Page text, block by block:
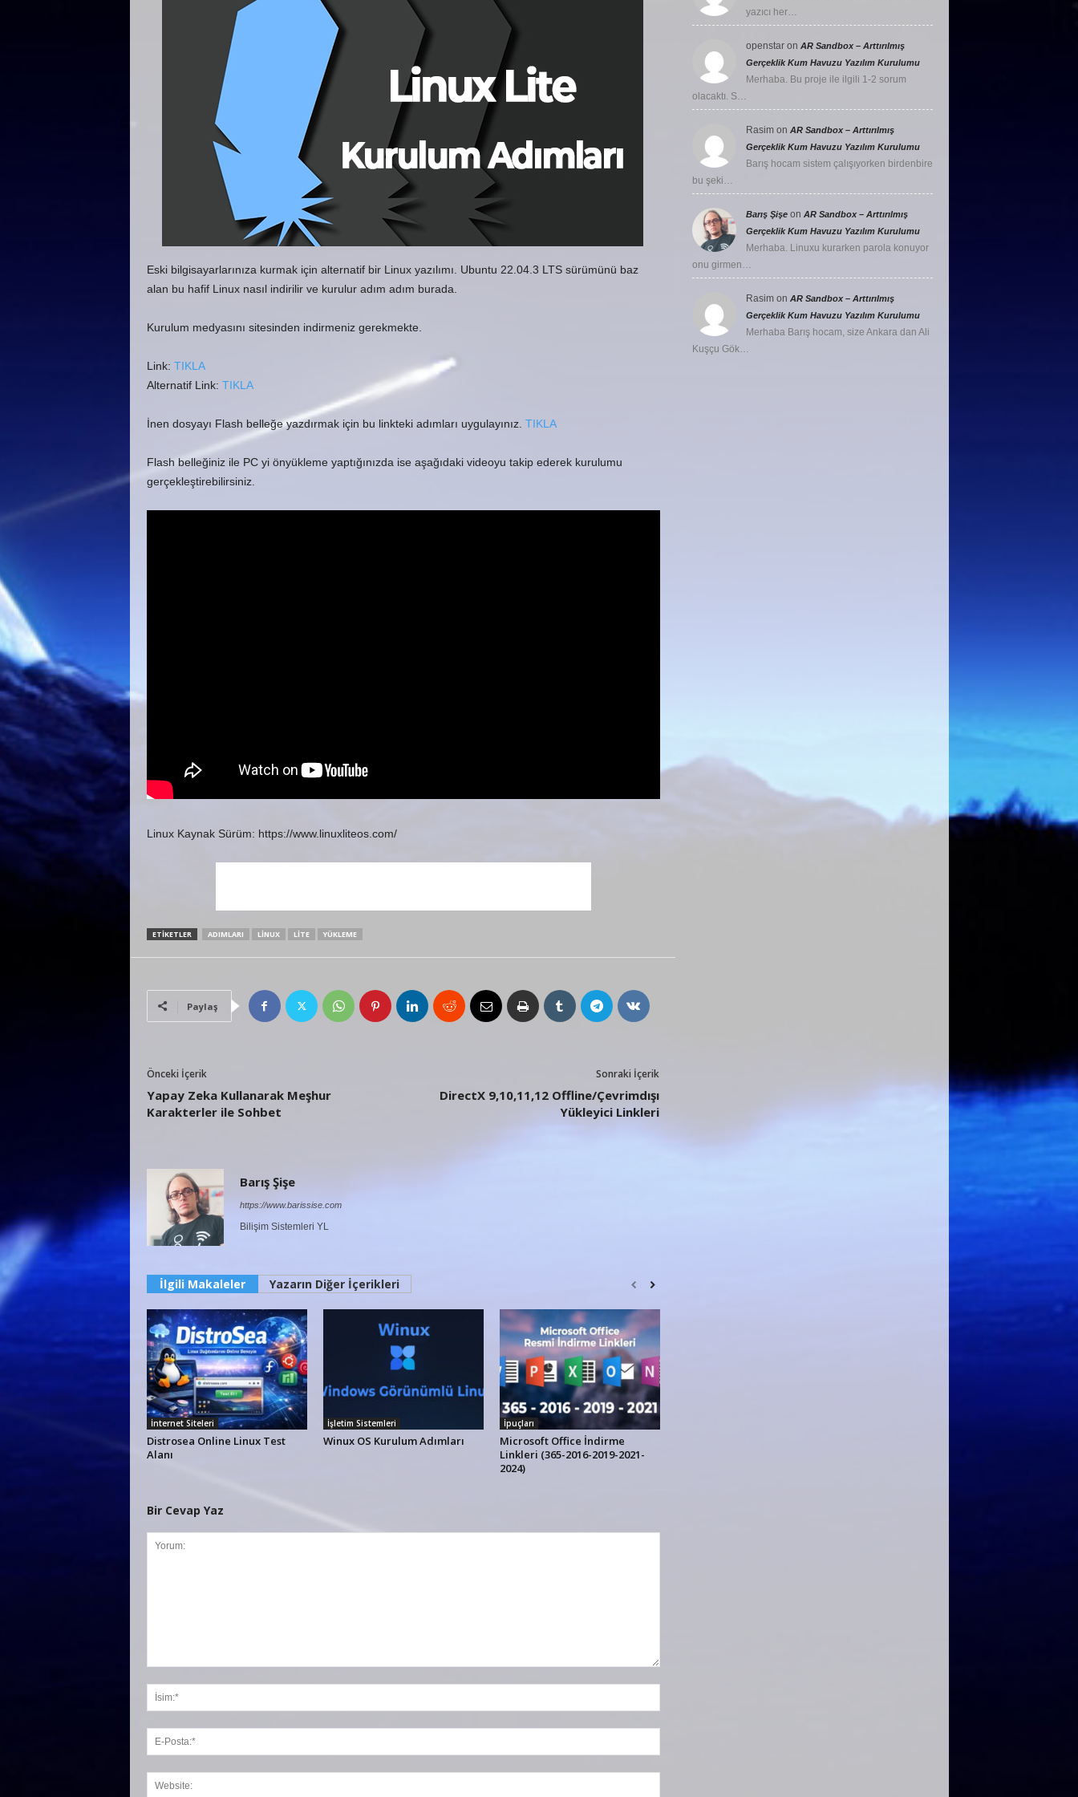
Eski bilgisayarlarınıza kurmak için alternatif bir Linux yazılımı. Ubuntu 22.04.3 LTS sürümünü baz
alan bu hafif Linux nasıl indirilir ve kurulur adım adım burada.
Kurulum medyasını sitesinden indirmeniz gerekmekte.
Link: TIKLA
Alternatif Link: TIKLA
İnen dosyayı Flash belleğe yazdırmak için bu linkteki adımları uygulayınız. TIKLA
Flash belleğiniz ile PC yi önyükleme yaptığınızda ise aşağıdaki videoyu takip ederek kurulumu
gerçekleştirebilirsiniz.
Linux Kaynak Sürüm: https://www.linuxliteos.com/
ETIKETLER ADIMLARI LINUX LITE YÜKLEME
Paylaş
Önceki İçerik
Yapay Zeka Kullanarak Meşhur
Karakterler ile Sohbet
Sonraki İçerik
DirectX 9,10,11,12 Offline/Çevrimdışı
Yükleyici Linkleri
Barış Şişe
https://www.barissise.com
Bilişim Sistemleri YL
İlgili Makaleler Yazarın Diğer İçerikleri
İnternet Siteleri
Distrosea Online Linux Test
Alanı
İşletim Sistemleri
Winux OS Kurulum Adımları
İpuçları
Microsoft Office İndirme
Linkleri (365-2016-2019-2021-
2024)
Bir Cevap Yaz
yazıcı her…
openstar on AR Sandbox – Arttırılmış
Gerçeklik Kum Havuzu Yazılım Kurulumu
Merhaba. Bu proje ile ilgili 1-2 sorum
olacaktı. S…
Rasim on AR Sandbox – Arttırılmış
Gerçeklik Kum Havuzu Yazılım Kurulumu
Barış hocam sistem çalışıyorken birdenbire
bu şeki…
Barış Şişe on AR Sandbox – Arttırılmış
Gerçeklik Kum Havuzu Yazılım Kurulumu
Merhaba. Linuxu kurarken parola konuyor
onu girmen…
Rasim on AR Sandbox – Arttırılmış
Gerçeklik Kum Havuzu Yazılım Kurulumu
Merhaba Barış hocam, size Ankara dan Ali
Kuşçu Gök…